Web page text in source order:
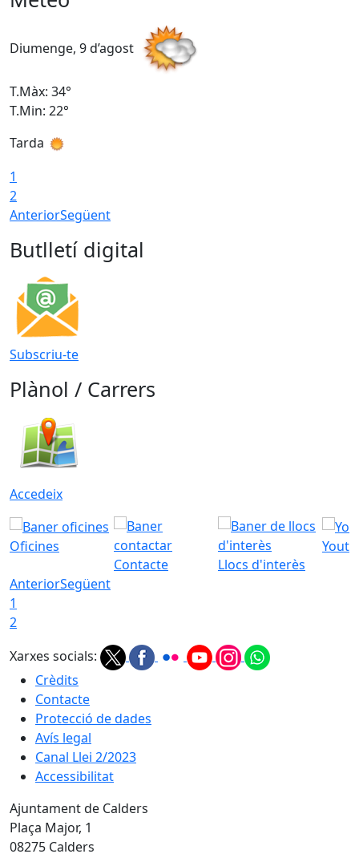
Diumenge, 9 d’agost
T.Màx: 34°
T.Min: 22°
Tarda
1
2
AnteriorSegüent
Butlletí digital
Subscriu-te
Plànol / Carrers
Accedeix
Oficines
Contacte
Llocs d'interès
AnteriorSegüent
1
2
Xarxes socials:
Crèdits
Contacte
Protecció de dades
Avís legal
Canal Llei 2/2023
Accessibilitat
Ajuntament de Calders
Plaça Major, 1
08275 Calders